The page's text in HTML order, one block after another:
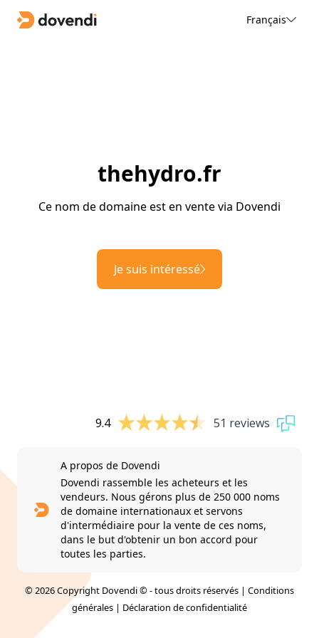
Français
thehydro.fr
Ce nom de domaine est en vente via Dovendi
Je suis intéressé
9.4 51 reviews
A propos de Dovendi
Dovendi rassemble les acheteurs et les
vendeurs. Nous gérons plus de 250 000 noms
de domaine internationaux et servons
d'intermédiaire pour la vente de ces noms,
dans le but d'obtenir un bon accord pour
toutes les parties.
© 2026 Copyright Dovendi © - tous droits réservés | Conditions
générales | Déclaration de confidentialité